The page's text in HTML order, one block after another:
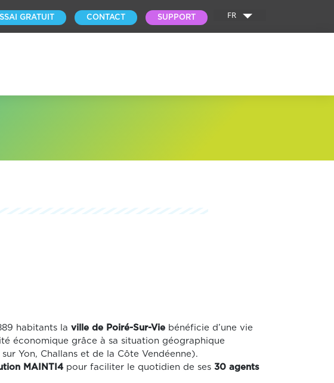
GRATUIT CONTACT SUPPORT FR
habitants la ville de Poiré-Sur-Viebénéficie d’une vie
économique grâce à sa situation géographique
Yon, Challans et de la Côte Vendéenne).
MAINTI4pour faciliter le quotidien de ses 30 agents